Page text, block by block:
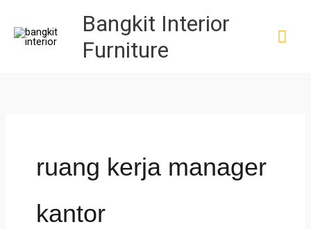
content
Bangkit Interior
Furniture
ruang kerja manager
kantor